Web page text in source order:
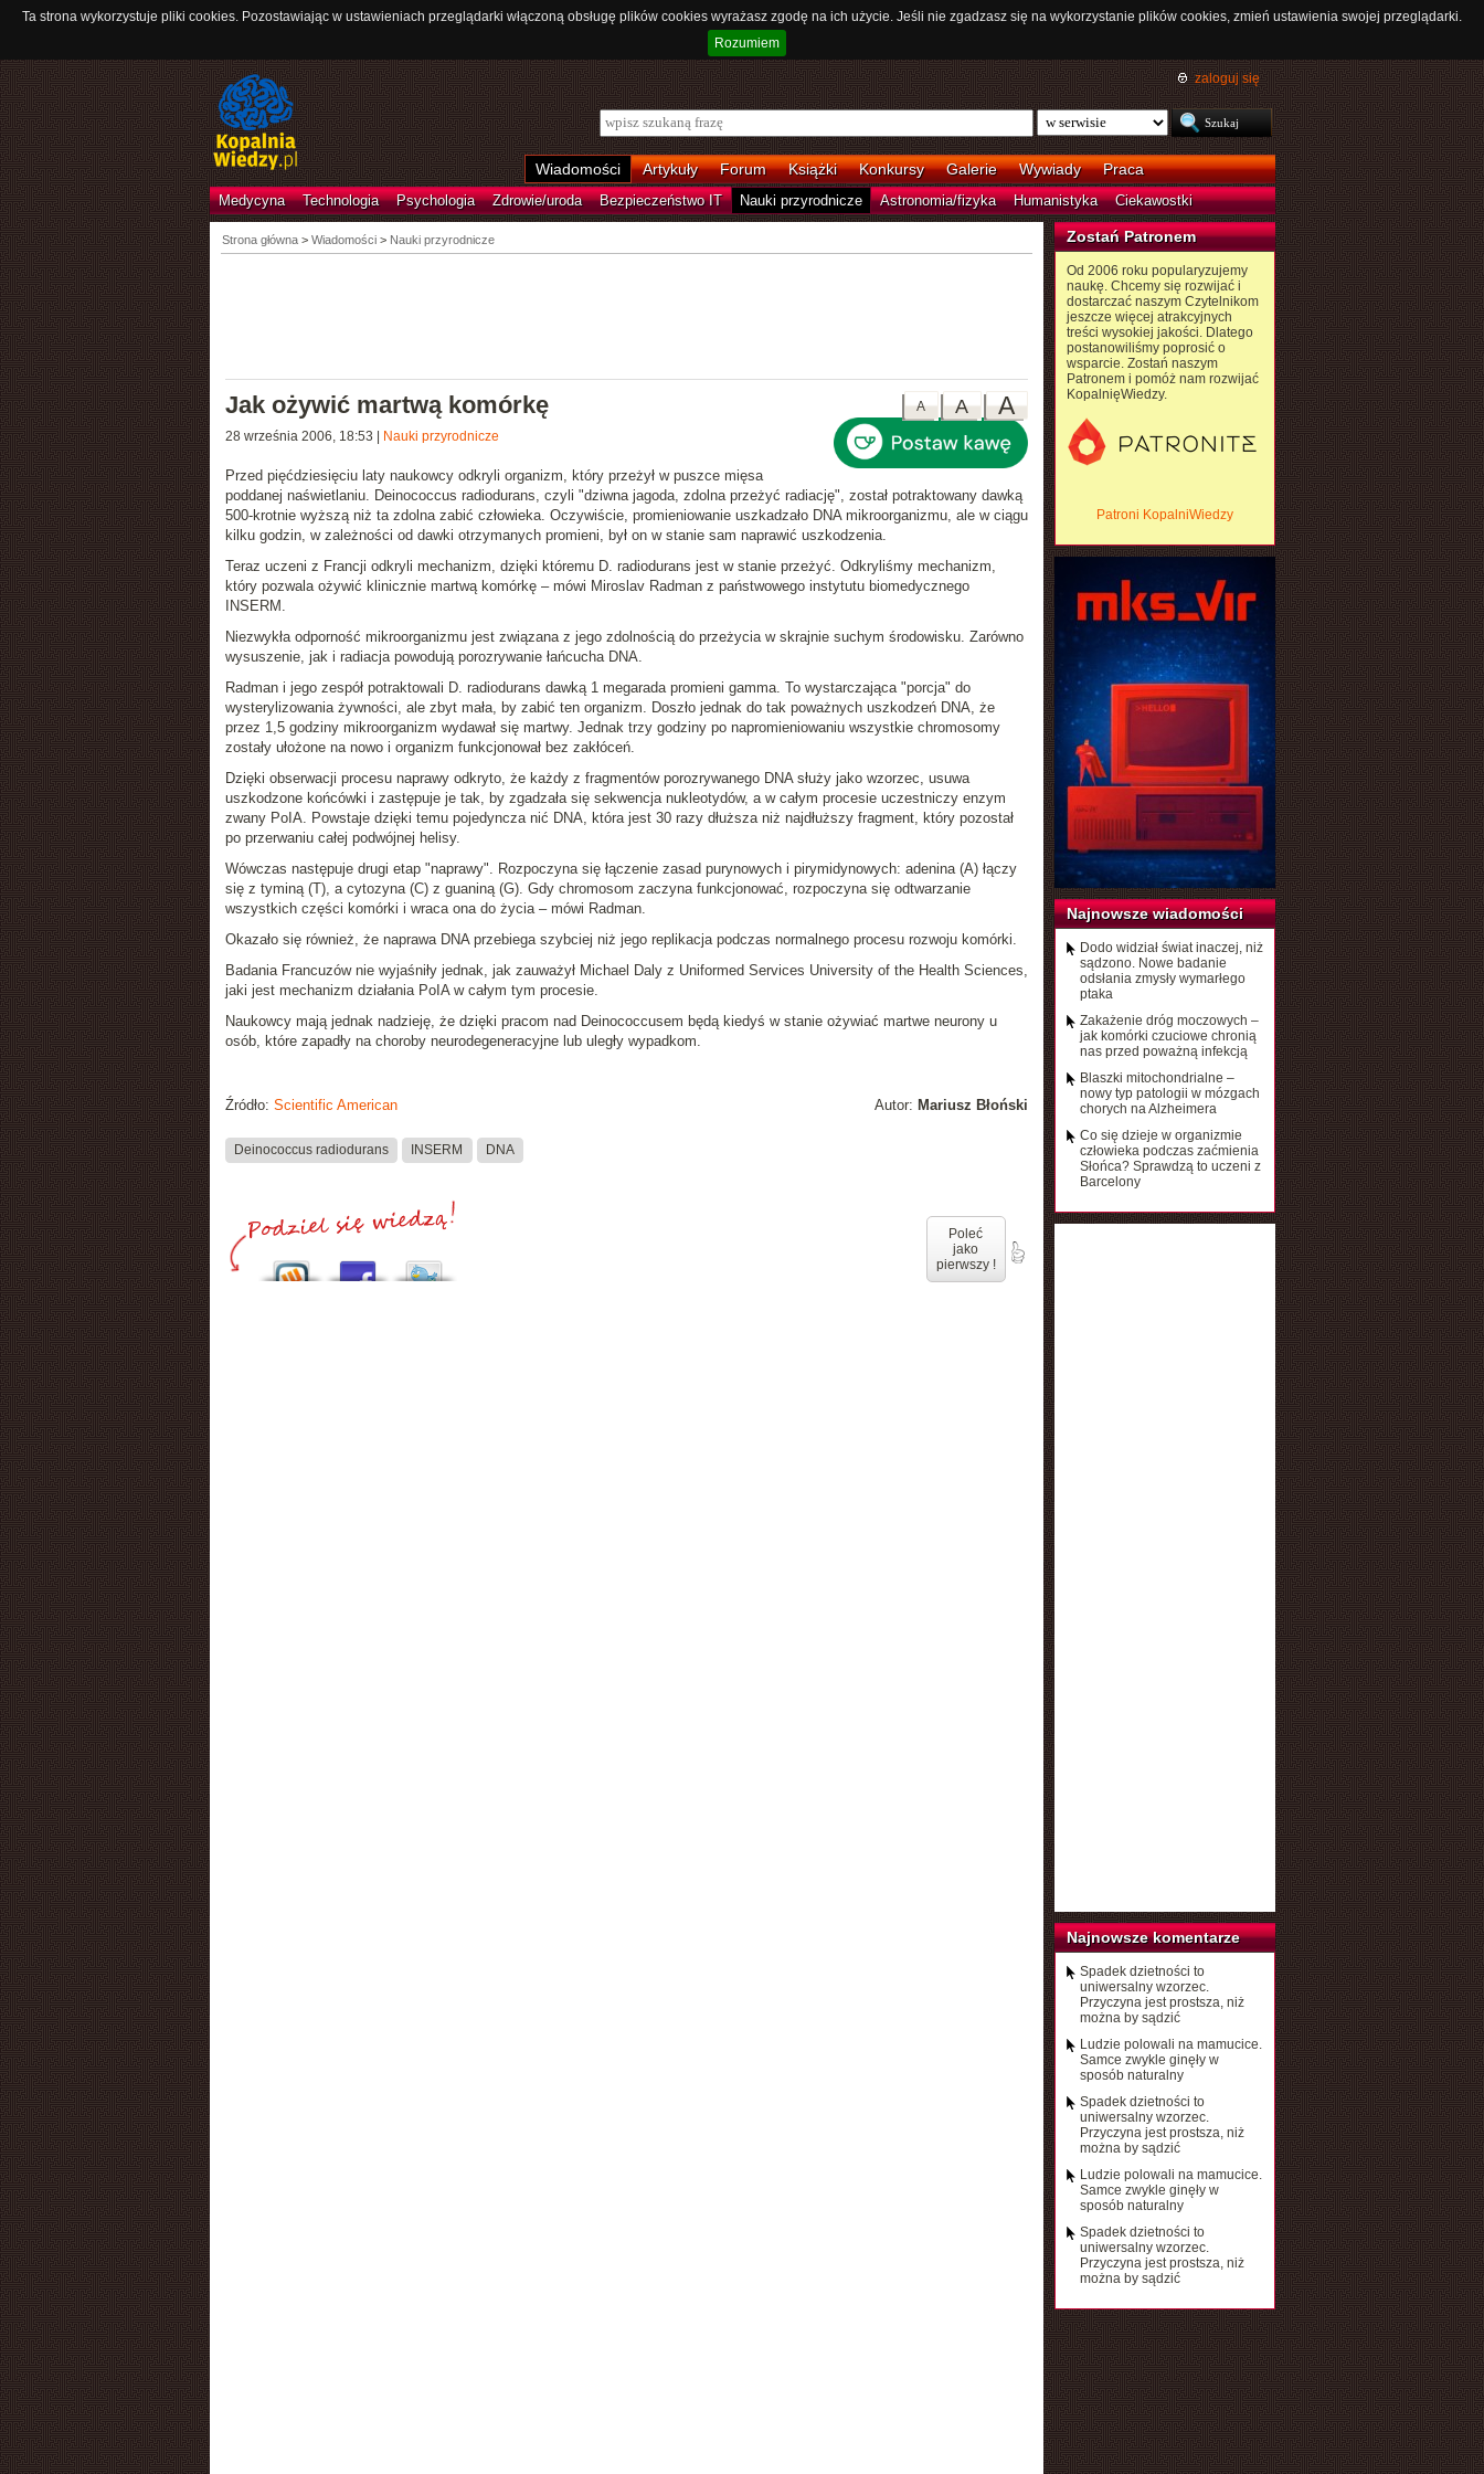
Ta strona wykorzystuje pliki cookies. Pozostawiając w ustawieniach przeglądarki włączoną obsługę plików cookies wyrażasz zgodę na ich użycie. Jeśli nie zgadzasz się na wykorzystanie plików cookies, zmień ustawienia swojej przeglądarki.
Rozumiem
zaloguj się
Wiadomości Artykuły Forum Książki Konkursy Galerie Wywiady Praca
Medycyna Technologia Psychologia Zdrowie/uroda Bezpieczeństwo IT Nauki przyrodnicze Astronomia/fizyka Humanistyka Ciekawostki
Strona główna> Wiadomości > Nauki przyrodnicze
A
A
A
Jak ożywić martwą komórkę
28 września 2006, 18:53 Nauki przyrodnicze
Przed pięćdziesięciu laty naukowcy odkryli organizm, który przeżył w puszce mięsa
poddanej naświetlaniu. Deinococcus radiodurans, czyli "dziwna jagoda, zdolna przeżyć radiację", został potraktowany dawką
500-krotnie wyższąniż ta zdolna zabić człowieka. Oczywiście, promieniowanie uszkadzało DNA mikroorganizmu, ale w ciągu
kilku godzin, w zależności od dawki otrzymanych promieni, był on w stanie sam naprawić uszkodzenia.
Teraz uczeni z Francji odkryli mechanizm, dzięki któremu D. radiodurans jest w stanie przeżyć. Odkryliśmy mechanizm,
który pozwala ożywić klinicznie martwą komórkę– mówi Miroslav Radman z państwowego instytutu biomedycznego
INSERM.
Niezwykła odporność mikroorganizmu jest związana z jego zdolnością do przeżycia w skrajnie suchym środowisku. Zarówno
wysuszenie, jak i radiacja powodują porozrywanie łańcucha DNA.
Radman i jego zespół potraktowali D. radiodurans dawką 1 megarada promieni gamma. To wystarczająca "porcja" do
wysterylizowania żywności, ale zbyt mała, by zabić ten organizm. Doszło jednak do tak poważnych uszkodzeń DNA, że
przez 1,5 godziny mikroorganizm wydawał się martwy. Jednak trzy godziny po napromieniowaniu wszystkie chromosomy
zostały ułożone na nowo i organizm funkcjonował bez zakłóceń.
Dzięki obserwacji procesu naprawy odkryto, że każdy z fragmentów porozrywanego DNA służy jako wzorzec, usuwa
uszkodzone końcówki i zastępuje je tak, by zgadzała się sekwencja nukleotydów, a w całym procesie uczestniczy enzym
zwany PoIA. Powstaje dzięki temu pojedyncza nić DNA, która jest 30 razy dłuższa niż najdłuższy fragment, który pozostał
po przerwaniu całej podwójnej helisy.
Wówczas następuje drugi etap "naprawy". Rozpoczyna się łączenie zasad purynowych i pirymidynowych: adenina (A) łączy
się z tyminą (T), a cytozyna (C) z guaniną (G). Gdy chromosom zaczyna funkcjonować, rozpoczyna się odtwarzanie
wszystkich części komórki i wraca ona do życia– mówi Radman.
Okazało się również, że naprawa DNA przebiega szybciej niż jego replikacja podczas normalnego procesu rozwoju komórki.
Badania Francuzów nie wyjaśniły jednak, jak zauważył Michael Daly z Uniformed Services University of the Health Sciences,
jaki jest mechanizm działania PoIA w całym tym procesie.
Naukowcy mają jednak nadzieję, że dzięki pracom nad Deinococcusem będą kiedyś w stanie ożywiać martwe neuronyu
osób, które zapadły na choroby neurodegeneracyjne lub uległy wypadkom.
Autor: Mariusz Błoński
Źródło: Scientific American
Deinococcus radiodurans INSERM DNA
Poleć
jako
pierwszy !
Zostań Patronem
Od 2006 roku popularyzujemy
naukę. Chcemy się rozwijać i
dostarczać naszym Czytelnikom
jeszcze więcej atrakcyjnych
treści wysokiej jakości. Dlatego
postanowiliśmy poprosić o
wsparcie. Zostań naszym
Patronem i pomóż nam rozwijać
KopalnięWiedzy.
Patroni KopalniWiedzy
Najnowsze wiadomości
Dodo widział świat inaczej, niż
sądzono. Nowe badanie
odsłania zmysły wymarłego
ptaka
Zakażenie dróg moczowych –
jak komórki czuciowe chronią
nas przed poważną infekcją
Blaszki mitochondrialne –
nowy typ patologii w mózgach
chorych na Alzheimera
Co się dzieje w organizmie
człowieka podczas zaćmienia
Słońca? Sprawdzą to uczeni z
Barcelony
Najnowsze komentarze
Spadek dzietności to
uniwersalny wzorzec.
Przyczyna jest prostsza, niż
można by sądzić
Ludzie polowali na mamucice.
Samce zwykle ginęły w
sposób naturalny
Spadek dzietności to
uniwersalny wzorzec.
Przyczyna jest prostsza, niż
można by sądzić
Ludzie polowali na mamucice.
Samce zwykle ginęły w
sposób naturalny
Spadek dzietności to
uniwersalny wzorzec.
Przyczyna jest prostsza, niż
można by sądzić